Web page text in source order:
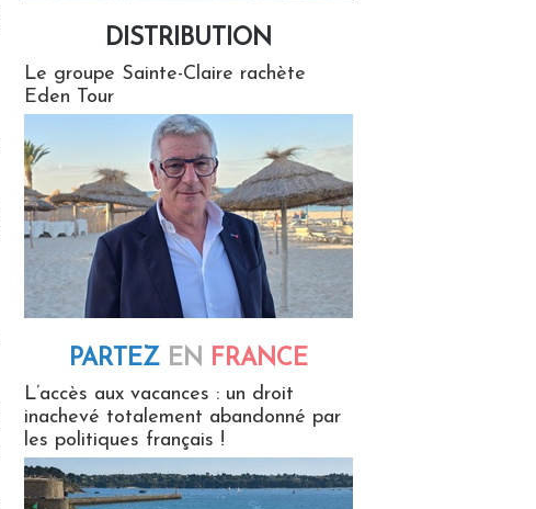
DISTRIBUTION
Le groupe Sainte-Claire rachète
Eden Tour
PARTEZ EN FRANCE
L’accès aux vacances : un droit
inachevé totalement abandonné par
les politiques français !